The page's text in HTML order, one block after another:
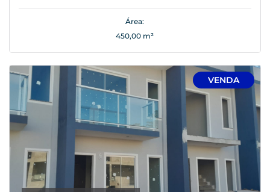
Área:
450,00 m²
VENDA